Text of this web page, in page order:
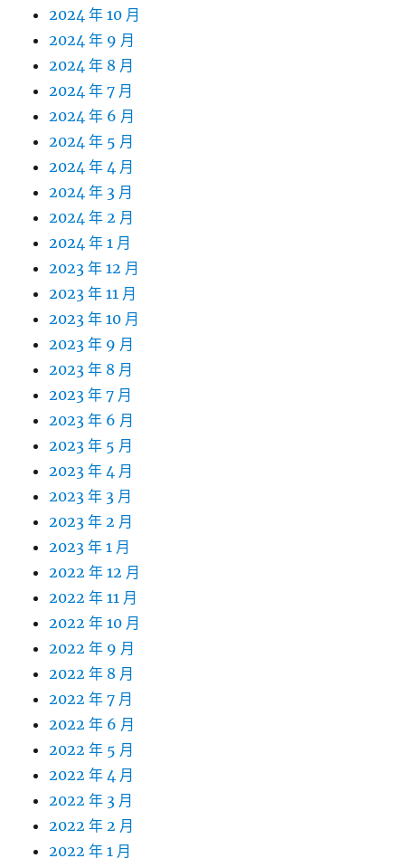
2024 年 10 月
2024 年 9 月
2024 年 8 月
2024 年 7 月
2024 年 6 月
2024 年 5 月
2024 年 4 月
2024 年 3 月
2024 年 2 月
2024 年 1 月
2023 年 12 月
2023 年 11 月
2023 年 10 月
2023 年 9 月
2023 年 8 月
2023 年 7 月
2023 年 6 月
2023 年 5 月
2023 年 4 月
2023 年 3 月
2023 年 2 月
2023 年 1 月
2022 年 12 月
2022 年 11 月
2022 年 10 月
2022 年 9 月
2022 年 8 月
2022 年 7 月
2022 年 6 月
2022 年 5 月
2022 年 4 月
2022 年 3 月
2022 年 2 月
2022 年 1 月